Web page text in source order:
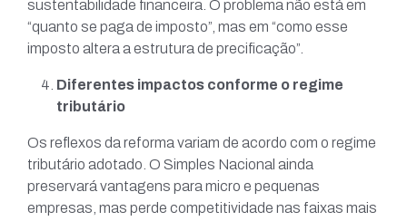
sustentabilidade financeira. O problema não está em
“quanto se paga de imposto”, mas em “como esse
imposto altera a estrutura de precificação”.
Diferentes impactos conforme o regime
tributário
Os reflexos da reforma variam de acordo com o regime
tributário adotado. O Simples Nacional ainda
preservará vantagens para micro e pequenas
empresas, mas perde competitividade nas faixas mais